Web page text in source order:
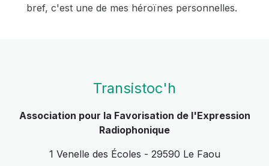
bref, c'est une de mes héroïnes personnelles.
Transistoc'h
Association pour la Favorisation de l'Expression
Radiophonique
1 Venelle des Écoles - 29590 Le Faou